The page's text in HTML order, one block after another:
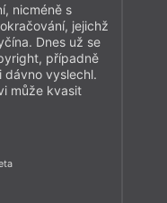
nicméně s
jejichž
Dnes už se
případně
dávno vyslechl.
může kvasit